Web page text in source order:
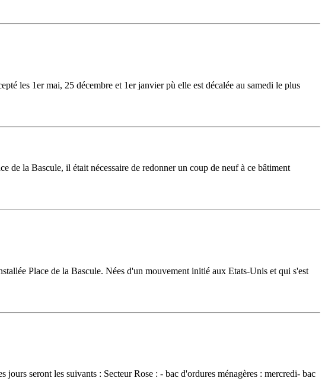
les 1er mai, 25 décembre et 1er janvier pù elle est décalée au samedi le plus
de la Bascule, il était nécessaire de redonner un coup de neuf à ce bâtiment
Place de la Bascule. Nées d'un mouvement initié aux Etats-Unis et qui s'est
seront les suivants : Secteur Rose : - bac d'ordures ménagères : mercredi- bac